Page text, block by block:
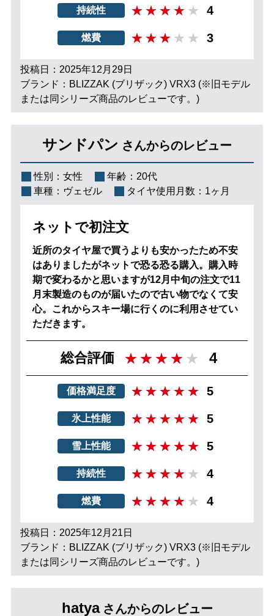
持続性 4
燃費 3
投稿日：2025年12月29日
ブランド：BLIZZAK (ブリザック) VRX3 (※旧モデル
または同シリーズ商品のレビューです。)
サンドパン さんからのレビュー
性別： 女性 年齢： 20代
車種： ヴェゼル タイヤ使用月数： 1ヶ月
ネットで初注文
近所のタイヤ屋で買うよりも安かったため不安
はありましたがネットで恐る恐る購入。購入時
期で変わるかと思いますが12月中旬の注文で11
月末製造のものが届いたので古い物でなくて安
心。これからスキー場に行くのに利用させてい
ただきます。
総合評価 4
価格満足度 5
氷上性能 5
雪上性能 5
持続性 4
燃費 4
投稿日：2025年12月21日
ブランド：BLIZZAK (ブリザック) VRX3 (※旧モデル
または同シリーズ商品のレビューです。)
hatya さんからのレビュー